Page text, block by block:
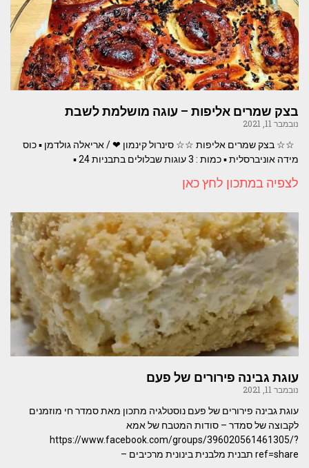
בצק שמרים אליפות – עוגה מושלמת לשבת
נובמבר 11, 2021
☆☆ בצק שמרים אליפות ☆☆ סינרול קינמון ❤ / אריאלה גולדמן ▪︎ כוס
מידה אוניברסלית ▪︎ כמות : 3 עוגות שבלולים בתבניות 24 ▪︎
לצפיה במתכון לחץ כאן
עוגת גבינה פירורים של פעם
נובמבר 11, 2021
עוגת גבינה פירורים של פעם נוסטלגיה מתכון מאת סמדר חי מוזמנים
לקבוצה של סמדר – סודות המטבח של אמא
https://www.facebook.com/groups/396020561461305/?
ref=share תבנית מלבנית בינונית מרכיבים –